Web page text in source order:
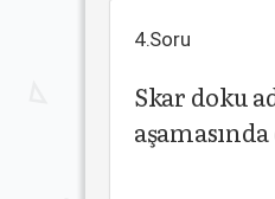
4.Soru
Skar doku